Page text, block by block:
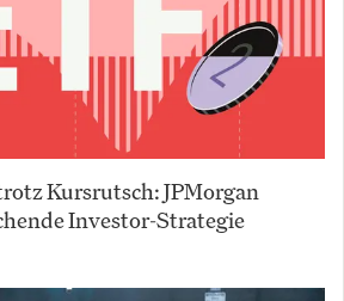
Kursrutsch: JPMorgan
Investor-Strategie